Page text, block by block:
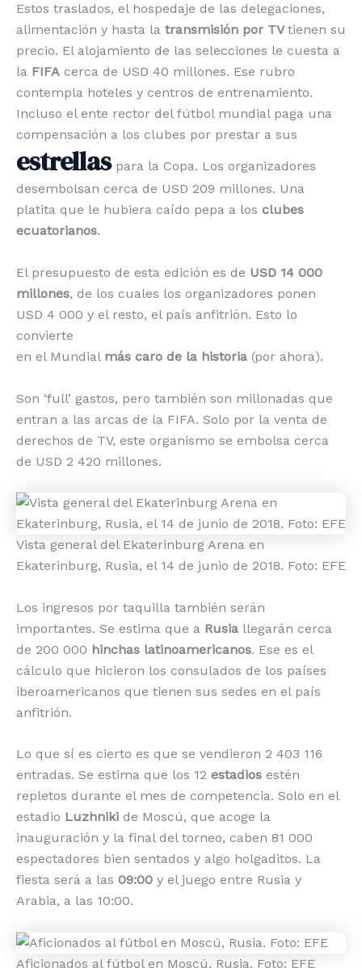
Estos traslados, el hospedaje de las delegaciones,
alimentación y hasta la transmisión por TVtienen su
precio. El alojamiento de las selecciones le cuesta a
la FIFA cerca de USD 40 millones. Ese rubro
contempla hoteles y centros de entrenamiento.
Incluso el ente rector del fútbol mundial paga una
compensación a los clubes por prestar a sus
estrellaspara la Copa. Los organizadores
desembolsan cerca de USD 209 millones. Una
platita que le hubiera caído pepa a los clubes
ecuatorianos.
El presupuesto de esta edición es de USD 14 000
millones, de los cuales los organizadores ponen
USD 4 000 y el resto, el país anfitrión. Esto lo
convierte
en el Mundial más caro de la ­historia (por ahora).
Son ‘full’ gastos, pero también son millonadas que
entran a las arcas de la FIFA. Solo por la venta de
derechos de TV, este organismo se embolsa cerca
de USD 2 420 millones.
Vista general del Ekaterinburg Arena en
Ekaterinburg, Rusia, el 14 de junio de 2018. Foto: EFE
Los ingresos por taquilla también serán
importantes. Se estima que a Rusia llegarán cerca
de 200 000 hinchas latinoamericanos. Ese es el
cálculo que hicieron los consulados de los países
iberoamericanos que tienen sus sedes en el país
anfitrión.
Lo que sí es cierto es que se vendieron 2 403 116
entradas. Se estima que los 12 estadios estén
repletos durante el mes de competencia. Solo en el
estadio Luzhniki de Moscú, que acoge la
inauguración y la final del torneo, caben 81 000
espectadores bien sentados y algo holgaditos. La
fiesta será a las 09:00 y el juego entre Rusia y
Arabia, a las 10:00.
Aficionados al fútbol en Moscú, Rusia. Foto: EFE